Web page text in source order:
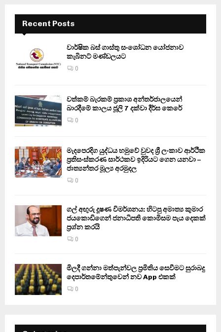
Recent Posts
වාර්ෂික බස් ගාස්තු සංශෝධන යෝජනාව
කැබිනට් මණ්ඩලයට
0
වත්කම් බැරකම් ප්‍රකාශ අන්තර්ජාලයෙන්
බාරදීමේ කාලය ජූලි 7 දක්වා දීර්ඝ කෙරේ
0
මැදපෙරදිග යුද්ධය හමුවේ වුවද ශ්‍රී ලංකාව ආර්ථික
ප්‍රතිසංස්කරණ සාර්ථකව ඉදිරියට ගෙන යනවා –
ජාත්‍යන්තර මූල්‍ය අරමුදල
0
ගල් අඟුරු දූෂණ විමර්ශනය: හිටපු අමාත්‍ය කුමාර
ජයකොඩිගෙන් ජනාධිපති කොමිසම පැය දෙකක්
ප්‍රශ්න කරයි
0
මිලදී ගන්නා මත්පැන්වල ප්‍රමිතිය සෙවීමට සුරාබදු
දෙපාර්තමේන්තුවෙන් නව App එකක්
0